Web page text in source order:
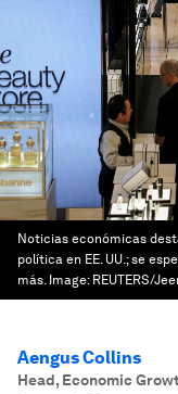
Noticias económicas
política en EE. UU.; se
más. Image: REUTERS/
Aengus Collins
Head, Economic